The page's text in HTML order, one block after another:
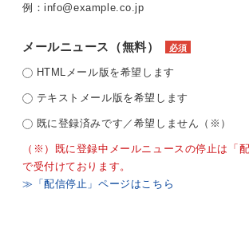
例：info@example.co.jp
メールニュース（無料） 必須
HTMLメール版を希望します
テキストメール版を希望します
既に登録済みです／希望しません（※）
（※）既に登録中メールニュースの停止は「
で受付けております。
≫「配信停止」ページはこちら